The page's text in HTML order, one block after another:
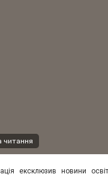
читання
ексклюзив новини